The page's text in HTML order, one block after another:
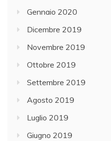
Gennaio 2020
Dicembre 2019
Novembre 2019
Ottobre 2019
Settembre 2019
Agosto 2019
Luglio 2019
Giugno 2019